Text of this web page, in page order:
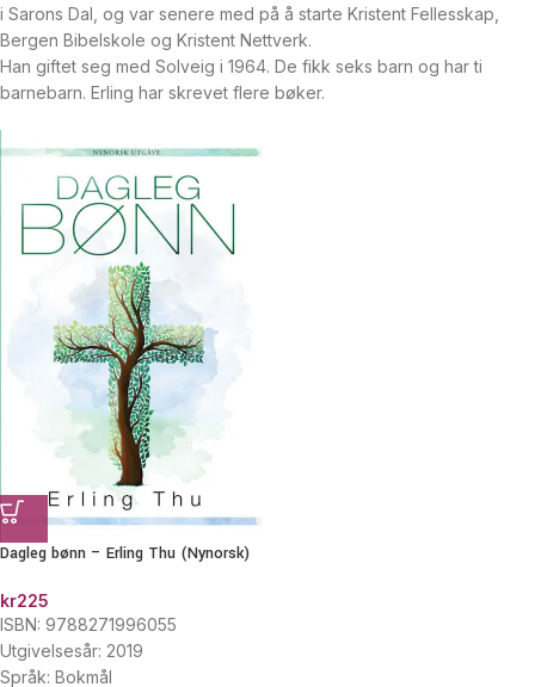
i Sarons Dal, og var senere med på å starte Kristent Fellesskap,
Bergen Bibelskole og Kristent Nettverk.
Han giftet seg med Solveig i 1964. De fikk seks barn og har ti
barnebarn. Erling har skrevet flere bøker.
Dagleg bønn – Erling Thu (Nynorsk)
kr225
ISBN: 9788271996055
Utgivelsesår: 2019
Språk: Bokmål